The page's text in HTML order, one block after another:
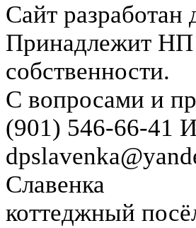
Сайт разработан
Принадлежит НП
собственности.
С вопросами и
(901) 546-66-41
Славенка
коттеджный